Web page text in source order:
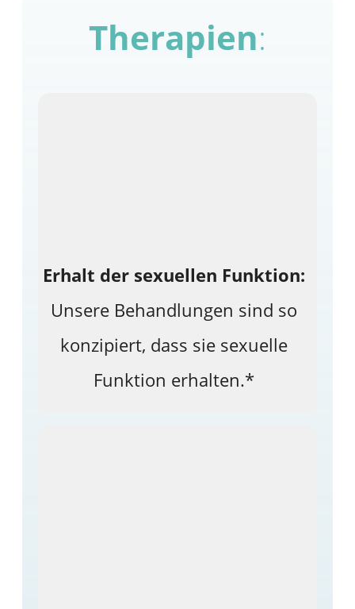
Therapien:
Erhalt der sexuellen Funktion:
Unsere Behandlungen sind so
konzipiert, dass sie sexuelle
Funktion erhalten.*